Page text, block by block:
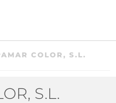
COLOR, S.L.
S.L.